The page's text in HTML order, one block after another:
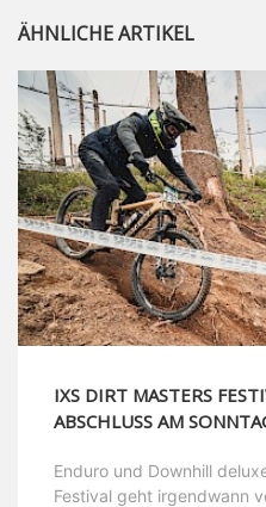
ÄHNLICHE ARTIKEL
IXS DIRT MASTERS
ABSCHLUSS AM
Enduro und Downhill
Festival geht irgendwann